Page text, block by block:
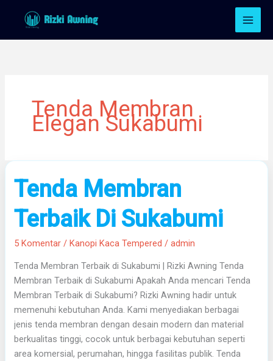
Tenda Membran
Elegan Sukabumi
Tenda Membran
Terbaik Di Sukabumi
5 Komentar /Kanopi Kaca Tempered /admin
Tenda Membran Terbaik di Sukabumi | Rizki Awning Tenda
Membran Terbaik di Sukabumi Apakah Anda mencari Tenda
Membran Terbaik di Sukabumi? Rizki Awning hadir untuk
memenuhi kebutuhan Anda. Kami menyediakan berbagai
jenis tenda membran dengan desain modern dan material
berkualitas tinggi, cocok untuk berbagai kebutuhan seperti
area komersial, perumahan, hingga fasilitas publik. Tenda
Tenda
Membran
Terbaik
Di
Sukabumi